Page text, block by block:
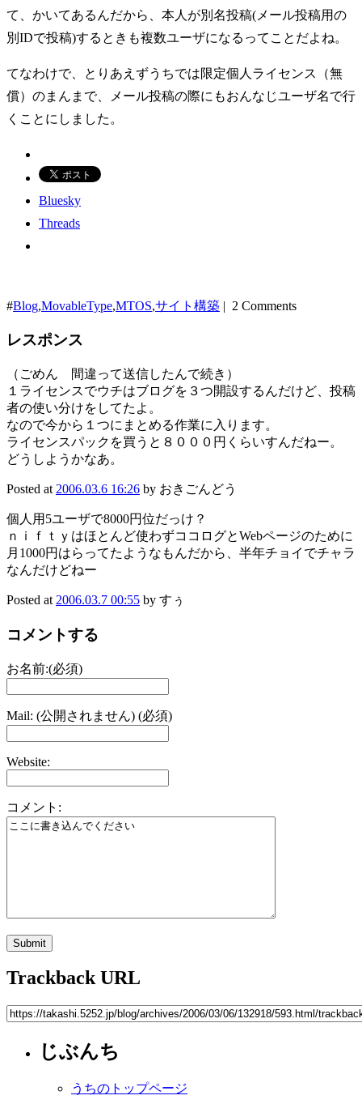
て、かいてあるんだから、本人が別名投稿(メール投稿用の
別IDで投稿)するときも複数ユーザになるってことだよね。
てなわけで、とりあえずうちでは限定個人ライセンス（無
償）のまんまで、メール投稿の際にもおんなじユーザ名で行
くことにしました。
Bluesky
Threads
#Blog,MovableType,MTOS,サイト構築 | 2 Comments
レスポンス
（ごめん 間違って送信したんで続き）
１ライセンスでウチはブログを３つ開設するんだけど、投稿
者の使い分けをしてたよ。
なので今から１つにまとめる作業に入ります。
ライセンスパックを買うと８０００円くらいすんだねー。
どうしようかなあ。
Posted at 2006.03.6 16:26 by おきごんどう
個人用5ユーザで8000円位だっけ？
ｎｉｆｔｙはほとんど使わずココログとWebページのために
月1000円はらってたようなもんだから、半年チョイでチャラ
なんだけどねー
Posted at 2006.03.7 00:55 by すぅ
コメントする
お名前:(必須)
Mail: (公開されません) (必須)
Website:
コメント:
Trackback URL
じぶんち
うちのトップページ